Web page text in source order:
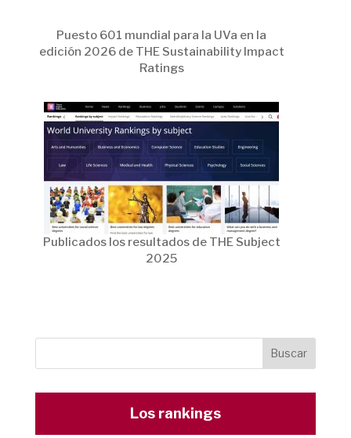
Puesto 601 mundial para la UVa en la
edición 2026 de THE Sustainability Impact
Ratings
Publicados los resultados de THE Subject
2025
Los rankings